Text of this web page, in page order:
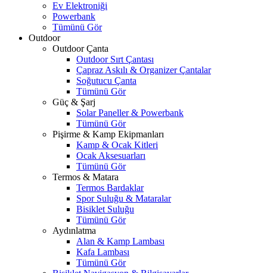
Ev Elektroniği
Powerbank
Tümünü Gör
Outdoor
Outdoor Çanta
Outdoor Sırt Çantası
Çapraz Askılı & Organizer Çantalar
Soğutucu Çanta
Tümünü Gör
Güç & Şarj
Solar Paneller & Powerbank
Tümünü Gör
Pişirme & Kamp Ekipmanları
Kamp & Ocak Kitleri
Ocak Aksesuarları
Tümünü Gör
Termos & Matara
Termos Bardaklar
Spor Suluğu & Mataralar
Bisiklet Suluğu
Tümünü Gör
Aydınlatma
Alan & Kamp Lambası
Kafa Lambası
Tümünü Gör